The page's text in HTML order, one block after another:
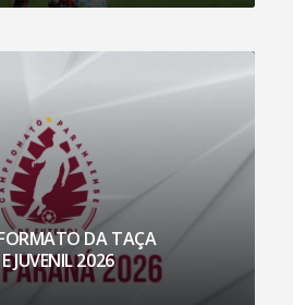
DA TAÇA
JUVENIL 2026